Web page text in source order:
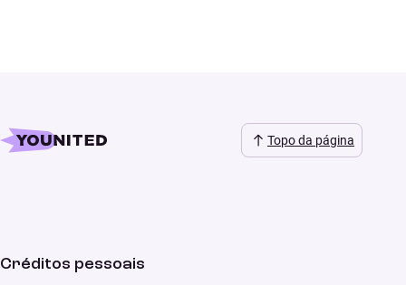
Topo da página
Créditos pessoais